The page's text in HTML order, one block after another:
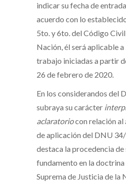
indicar su fecha de
acuerdo con lo
5to. y 6to. del Código
Nación, él será aplicable
trabajo iniciadas a partir
26 de febrero de 2020.
En los considerandos del
subraya su carácter
aclaratoriocon relación al
de aplicación del DNU
destaca la procedencia
fundamento en la
Suprema de Justicia de la